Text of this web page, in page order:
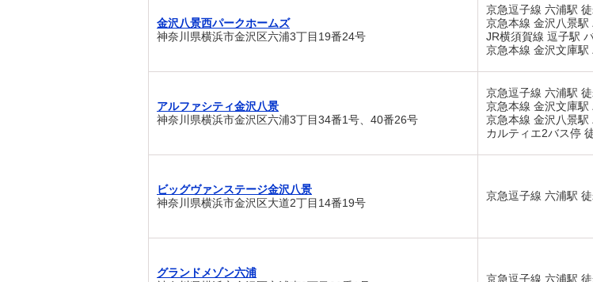
金沢八景西パークホームズ
神奈川県横浜市金沢区六浦3丁目19番24号
京急逗子線 六浦駅
京急本線 金沢八景駅
JR横須賀線 逗子駅
京急本線 金沢文庫駅
アルファシティ金沢八景
神奈川県横浜市金沢区六浦3丁目34番1号、40番26号
京急逗子線 六浦駅
京急本線 金沢文庫駅
京急本線 金沢八景駅
カルティエ2バス停
ビッグヴァンステージ金沢八景
神奈川県横浜市金沢区大道2丁目14番19号
京急逗子線 六浦駅
グランドメゾン六浦
京急逗子線 六浦駅